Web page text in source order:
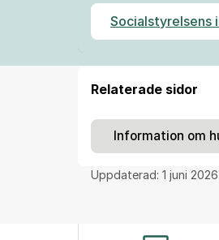
Socialstyrelsens
Relaterade sidor
Information om
Uppdaterad: 1 juni 2026